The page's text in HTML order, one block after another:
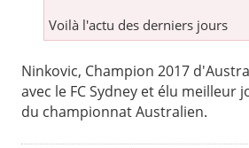
Voilà l'actu des derniers jours
Ninkovic, Champion 2017
avec le FC Sydney et élu meilleur
du championnat Australien.